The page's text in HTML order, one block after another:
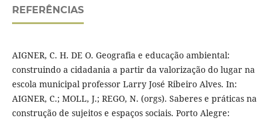
REFERÊNCIAS
AIGNER, C. H. DE O. Geografia e educação ambiental:
construindo a cidadania a partir da valorização do lugar na
escola municipal professor Larry José Ribeiro Alves. In:
AIGNER, C.; MOLL, J.; REGO, N. (orgs). Saberes e práticas na
construção de sujeitos e espaços sociais. Porto Alegre: